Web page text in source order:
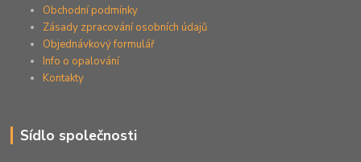
Obchodní podmínky
Zásady zpracování osobních údajů
Objednávkový formulář
Info o opalování
Kontakty
Sídlo společnosti